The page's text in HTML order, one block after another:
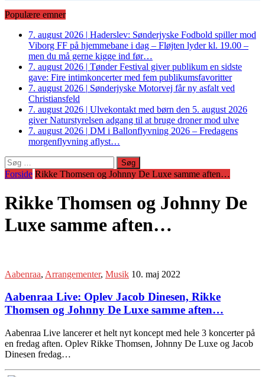
Populære emner
7. august 2026 | Haderslev: Sønderjyske Fodbold spiller mod
Viborg FF på hjemmebane i dag – Fløjten lyder kl. 19.00 –
men du må gerne kigge ind før…
7. august 2026 | Tønder Festival giver publikum en sidste
gave: Fire intimkoncerter med fem publikumsfavoritter
7. august 2026 | Sønderjyske Motorvej får ny asfalt ved
Christiansfeld
7. august 2026 | Ulvekontakt med børn den 5. august 2026
giver Naturstyrelsen adgang til at bruge droner mod ulve
7. august 2026 | DM i Ballonflyvning 2026 – Fredagens
morgenflyvning aflyst…
Søg
efter:
Forside Rikke Thomsen og Johnny De Luxe samme aften…
Rikke Thomsen og Johnny De
Luxe samme aften…
Aabenraa, Arrangementer, Musik 10. maj 2022
Aabenraa Live: Oplev Jacob Dinesen, Rikke
Thomsen og Johnny De Luxe samme aften…
Aabenraa Live lancerer et helt nyt koncept med hele 3 koncerter på
en fredag aften. Oplev Rikke Thomsen, Johnny De Luxe og Jacob
Dinesen fredag…